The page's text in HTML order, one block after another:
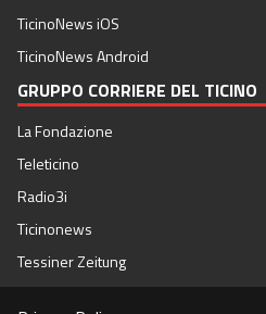
TicinoNews iOS
TicinoNews Android
GRUPPO CORRIERE DEL TICINO
La Fondazione
Teleticino
Radio3i
Ticinonews
Tessiner Zeitung